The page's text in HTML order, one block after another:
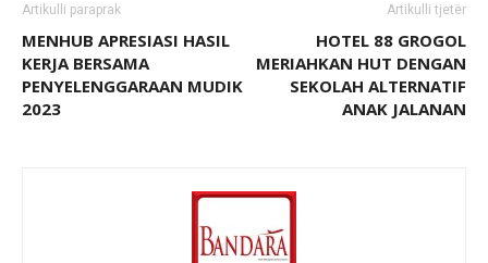
Artikulli paraprak
MENHUB APRESIASI HASIL
KERJA BERSAMA
PENYELENGGARAAN MUDIK
2023
Artikulli tjetër
HOTEL 88 GROGOL
MERIAHKAN HUT DENGAN
SEKOLAH ALTERNATIF
ANAK JALANAN